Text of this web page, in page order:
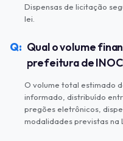
Dispensas de licitação
lei.
Qual o volume
prefeitura de
O volume total estimado
informado, distribuído
pregões eletrônicos,
modalidades previstas na